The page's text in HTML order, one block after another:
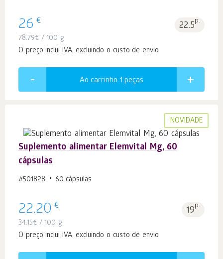
26 € 22.5p.
78.79€ / 100 g
O preço inclui IVA, excluindo o custo de envio
Ao carrinho 1 peças
NOVIDADE
Suplemento alimentar Elemvital Mg, 60
cápsulas
#501828 60 cápsulas
22.20 € 19p.
34.15€ / 100 g
O preço inclui IVA, excluindo o custo de envio